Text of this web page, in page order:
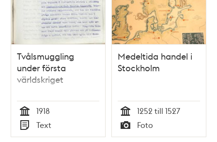
Tvålsmuggling
under första
världskriget
Tid
1918
Typ
Text
Medeltida handel i
Stockholm
Tid
1252 till 1527
Typ
Foto